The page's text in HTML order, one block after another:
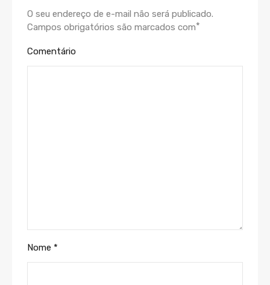
O seu endereço de e-mail não será publicado.
Campos obrigatórios são marcados com*
Comentário
Nome *